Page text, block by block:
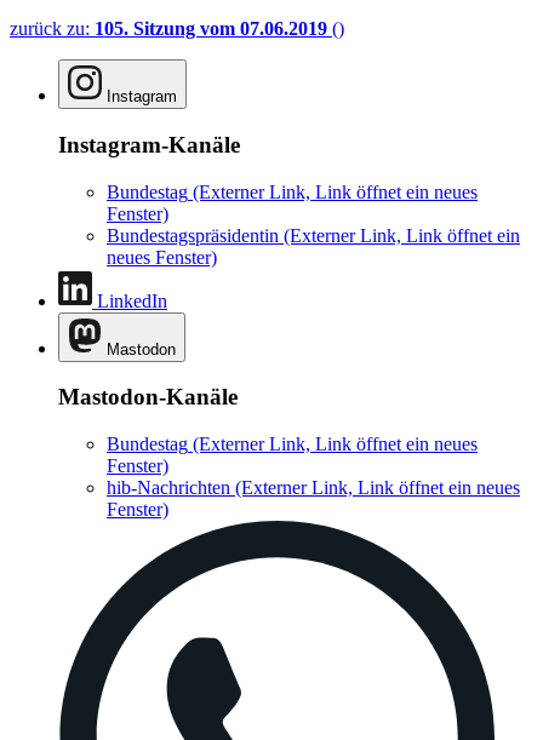
zurück zu: 105. Sitzung vom 07.06.2019 ()
Instagram
Instagram-Kanäle
Bundestag (Externer Link, Link öffnet ein neues
Fenster)
Bundestagspräsidentin (Externer Link, Link öffnet ein
neues Fenster)
LinkedIn
Mastodon
Mastodon-Kanäle
Bundestag (Externer Link, Link öffnet ein neues
Fenster)
hib-Nachrichten (Externer Link, Link öffnet ein neues
Fenster)